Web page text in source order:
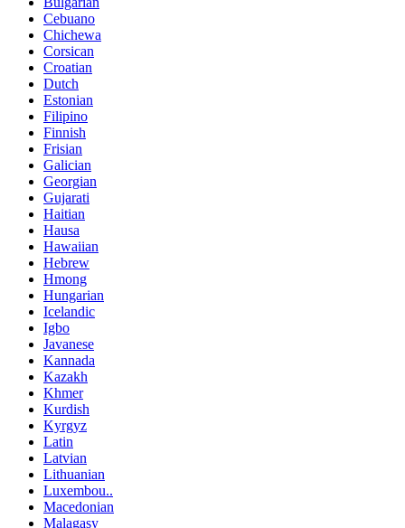
Cebuano
Chichewa
Corsican
Croatian
Dutch
Estonian
Filipino
Finnish
Frisian
Galician
Georgian
Gujarati
Haitian
Hausa
Hawaiian
Hebrew
Hmong
Hungarian
Icelandic
Igbo
Javanese
Kannada
Kazakh
Khmer
Kurdish
Kyrgyz
Latin
Latvian
Lithuanian
Luxembou..
Macedonian
Malagasy